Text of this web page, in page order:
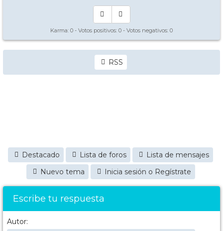
Karma: 0 - Votos positivos: 0 - Votos negativos: 0
RSS
Destacado Lista de foros
Lista de mensajes
Nuevo tema
Inicia sesión o Regístrate
Escribe tu respuesta
Autor: